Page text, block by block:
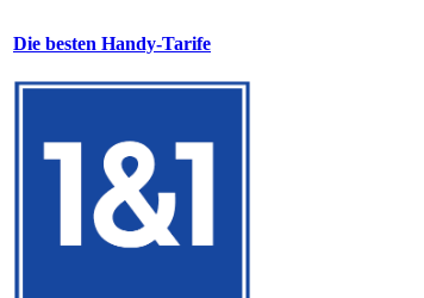
Die besten Handy-Tarife